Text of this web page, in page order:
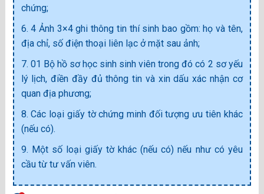
chứng;
6. 4 Ảnh 3×4 ghi thông tin thí sinh bao gồm: họ và tên,
địa chỉ, số điện thoại liên lạc ở mặt sau ảnh;
7. 01 Bộ hồ sơ học sinh sinh viên trong đó có 2 sơ yếu
lý lịch, điền đầy đủ thông tin và xin dấu xác nhận cơ
quan địa phương;
8. Các loại giấy tờ chứng minh đối tượng ưu tiên khác
(nếu có).
9. Một số loại giấy tờ khác (nếu có) nếu như có yêu
cầu từ tư vấn viên.